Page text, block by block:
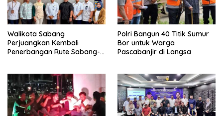
Walikota Sabang
Perjuangkan Kembali
Penerbangan Rute Sabang-
Polri Bangun 40 Titik Sumur
Bor untuk Warga
Pascabanjir di Langsa